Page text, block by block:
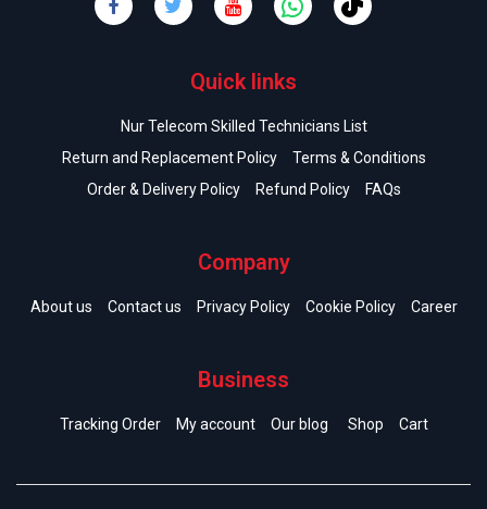
Quick links
Nur Telecom Skilled Technicians List
Return and Replacement Policy
Terms & Conditions
Order & Delivery Policy
Refund Policy FAQs
Company
About us Contact us Privacy Policy Cookie Policy Career
Business
Tracking Order My account Our blog Shop Cart